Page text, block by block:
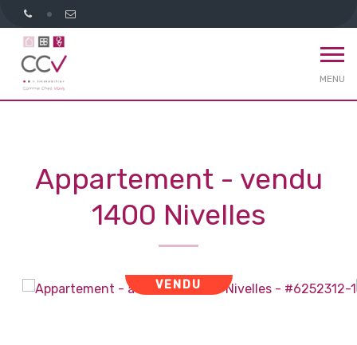
MENU
Appartement - vendu
1400 Nivelles
VENDU